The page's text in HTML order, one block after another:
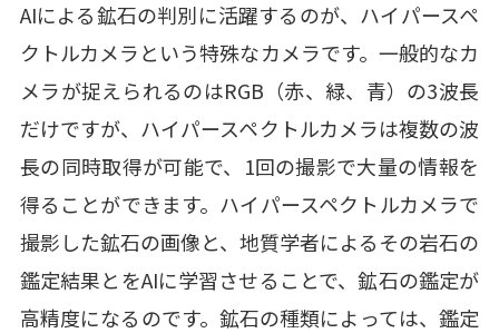
AIによる鉱石の判別に活躍するのが、ハイパースペ
クトルカメラという特殊なカメラです。一般的なカ
メラが捉えられるのはRGB（赤、緑、青）の3波長
だけですが、ハイパースペクトルカメラは複数の波
長の同時取得が可能で、1回の撮影で大量の情報を
得ることができます。ハイパースペクトルカメラで
撮影した鉱石の画像と、地質学者によるその岩石の
鑑定結果とをAIに学習させることで、鉱石の鑑定が
高精度になるのです。鉱石の種類によっては、鑑定